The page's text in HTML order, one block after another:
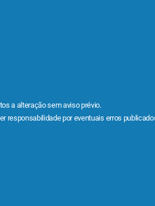
a alteração sem aviso prévio.
responsabilidade por eventuais erros